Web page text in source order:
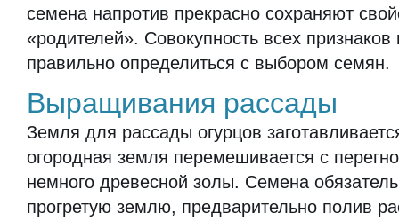
семена напротив прекрасно сохраняют
«родителей». Совокупность всех признаков
правильно определиться с выбором семян.
Выращивания рассады
Земля для рассады огурцов
огородная земля перемешивается с
немного древесной золы. Семена
прогретую землю, предварительно полив